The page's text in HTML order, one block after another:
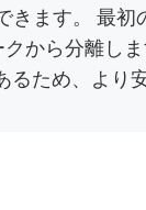
きます。 最
から分離し
ため、より安